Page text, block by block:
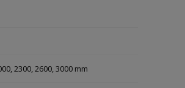
2300, 2600, 3000 mm